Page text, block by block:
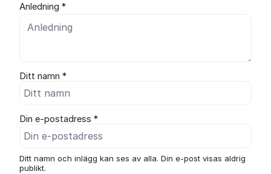
Anledning *
Ditt namn *
Din e-postadress *
Ditt namn och inlägg kan ses av alla. Din e-post visas aldrig
publikt.